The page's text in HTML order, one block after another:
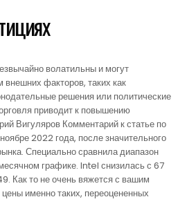
волатильны и могут
внешних факторов, таких как
решения или политические
приводит к повышению
Вигуляров Комментарий к статье по
2022 года, после значительного
Специально сравнила диапазон
графике. Intel снизилась с 67
Как то не очень вяжется с вашим
именно таких, переоцененных